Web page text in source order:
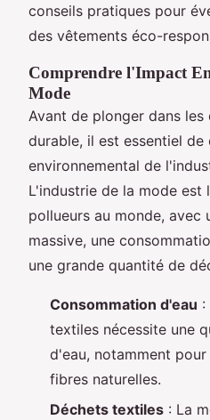
conseils pratiques pour
des vêtements éco-
Comprendre l'Impact
Mode
Avant de plonger dans
durable, il est essentiel
environnemental de
L'industrie de la mode est
pollueurs au monde, avec
massive, une
une grande quantité de
Consommation d'eau :
textiles nécessite une
d'eau, notamment
fibres naturelles.
Déchets textiles : La